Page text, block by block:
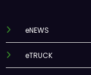
eNEWS
eTRUCK